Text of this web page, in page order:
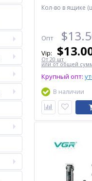
Кол-во в ящике
Опт $
Vip: $
От 20 шт
или от общей
Крупный опт:
В наличии